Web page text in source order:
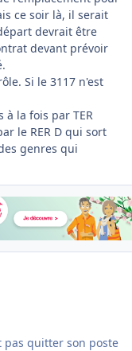
ce soir là, il serait
devrait être
devant prévoir
Si le 3117 n'est
à la fois par TER
le RER D qui sort
genres qui
pas quitter son poste